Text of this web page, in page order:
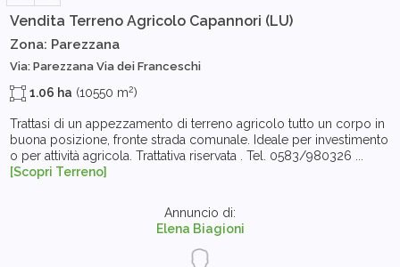
Vendita Terreno Agricolo Capannori (LU)
Zona: Parezzana
Via: Parezzana Via dei Franceschi
1.06 ha (10550 m2)
Trattasi di un appezzamento di terreno agricolo tutto un corpo in
buona posizione, fronte strada comunale. Ideale per investimento
o per attività agricola. Trattativa riservata . Tel. 0583/980326 ...
[Scopri Terreno]
Annuncio di:
Elena Biagioni